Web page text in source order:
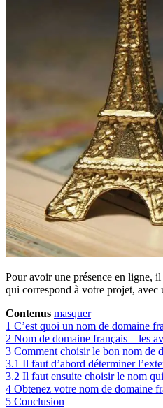
Pour avoir une présence en ligne,
qui correspond à votre projet,
Contenus masquer
1 C’est quoi un nom de domaine
2 Nom de domaine français – les
3 Comment choisir le bon nom de
3.1 Il faut d’abord déterminer
3.2 Il faut ensuite choisir le nom
4 Obtenez votre nom de domaine
5 Conclusion